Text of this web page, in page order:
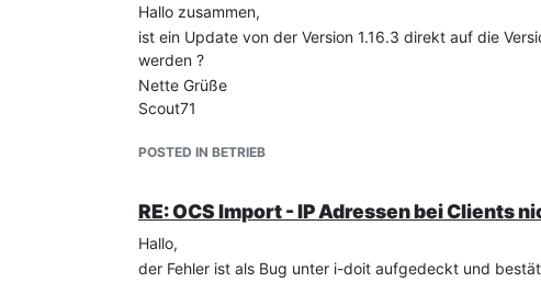
Hallo zusammen,
ist ein Update von der Version 1.16.3 direkt auf die
werden ?
Nette Grüße
Scout71
POSTED IN BETRIEB
RE: OCS Import - IP Adressen bei Clients
Hallo,
der Fehler ist als Bug unter i-doit aufgedeckt und